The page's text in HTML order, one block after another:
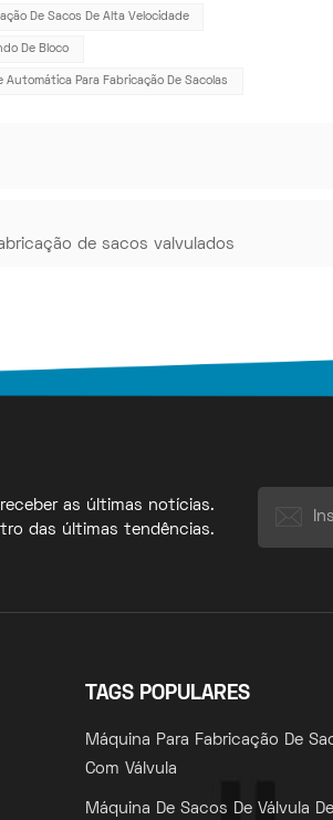
De Sacos De Alta Velocidade
De Bloco
Automática Para Fabricação De Sacolas
de sacos valvulados
as últimas notícias.
das últimas tendências.
TAGS POPULARES
Máquina Para Fabricação De
Com Válvula
Máquina De Sacos De Válvula De